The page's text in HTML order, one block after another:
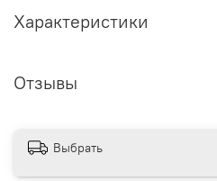
Характеристики
Отзывы
Выбрать